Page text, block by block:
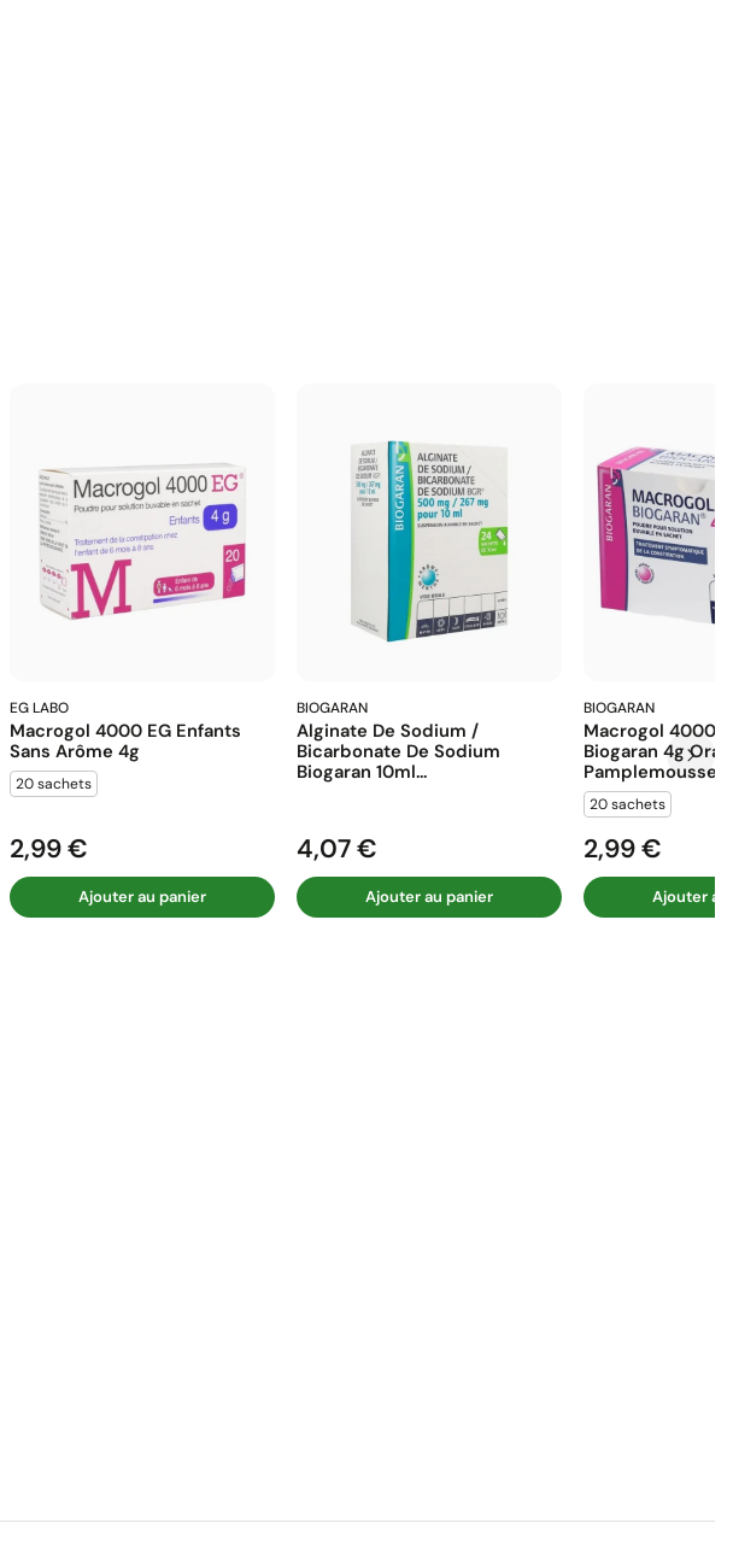
EG LABO
Macrogol 4000 EG Enfants
Sans Arôme 4g
20 sachets
Prix
2,99 €
Ajouter au panier
BIOGARAN
Alginate De Sodium /
Bicarbonate De Sodium
Biogaran 10ml...
Prix
4,07 €
Ajouter au panier
BIOGARAN
Macrogol 4000
Biogaran 4g
Pamplemousse...
20 sachets
Prix
2,99 €
Ajouter au